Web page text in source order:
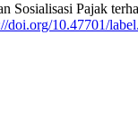
Sosialisasi Pajak
doi.org/10.47701/